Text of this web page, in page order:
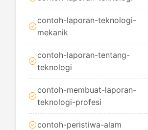
contoh-laporan-teknologi-
mekanik
contoh-laporan-tentang-
teknologi
contoh-membuat-laporan-
teknologi-profesi
contoh-peristiwa-alam